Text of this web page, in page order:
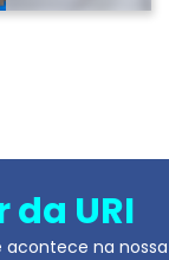
URI
acontece na nossa